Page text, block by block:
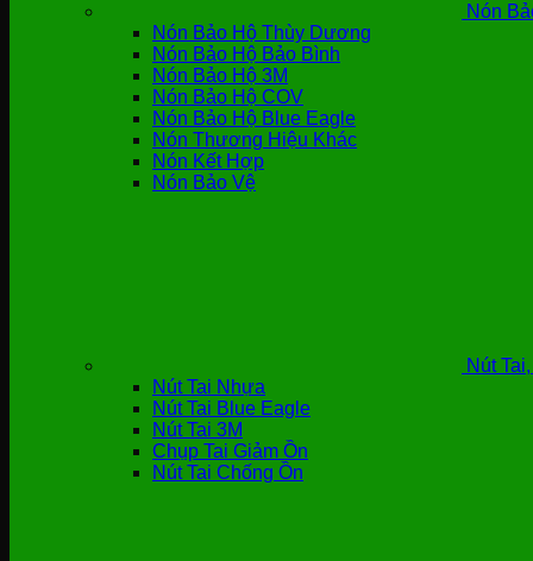
Nón
Nón Bảo Hộ Thùy Dương
Nón Bảo Hộ Bảo Bình
Nón Bảo Hộ 3M
Nón Bảo Hộ COV
Nón Bảo Hộ Blue Eagle
Nón Thương Hiệu Khác
Nón Kết Hợp
Nón Bảo Vệ
Nút
Nút Tai Nhựa
Nút Tai Blue Eagle
Nút Tai 3M
Chụp Tai Giảm Ồn
Nút Tai Chống Ồn